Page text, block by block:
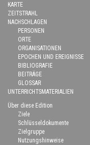
KARTE
ZEITSTRAHL
NACHSCHLAGEN
PERSONEN
ORTE
ORGANISATIONEN
EPOCHEN UND EREIGNISSE
BIBLIOGRAFIE
BEITRÄGE
GLOSSAR
UNTERRICHTSMATERIALIEN
Über diese Edition
Ziele
Schlüsseldokumente
Zielgruppe
Nutzungshinweise